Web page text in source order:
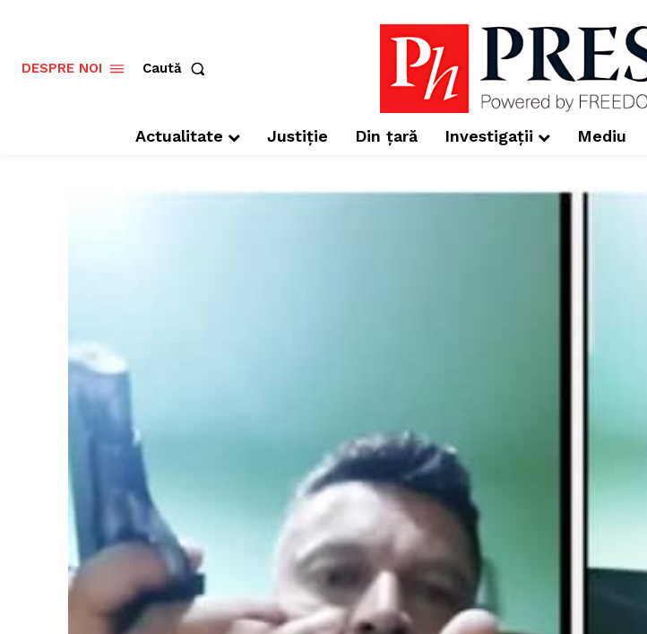
DESPRE NOI Caută
Actualitate Justiție Din țară Investigații Mediu